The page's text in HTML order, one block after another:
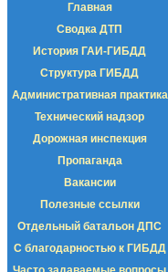
Главная
Сводка ДТП
История ГАИ-ГИБДД
Структура ГИБДД
Административная практика
Технический надзор
Дорожная инспекция
Пропаганда
Вакансии
Полезные ссылки
Отдельный батальон ДПС
С благодарностью к ГИБДД